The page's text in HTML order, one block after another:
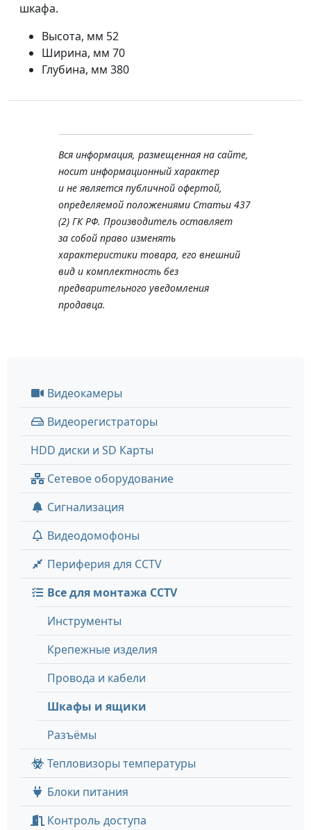
шкафа.
Высота, мм 52
Ширина, мм 70
Глубина, мм 380
Вся информация, размещенная на сайте,
носит информационный характер
и не является публичной офертой,
определяемой положениями Статьи 437
(2) ГК РФ. Производитель оставляет
за собой право изменять
характеристики товара, его внешний
вид и комплектность без
предварительного уведомления
продавца.
Видеокамеры
Видеорегистраторы
HDD диски и SD Карты
Сетевое оборудование
Сигнализация
Видеодомофоны
Периферия для CCTV
Все для монтажа CCTV
Инструменты
Крепежные изделия
Провода и кабели
Шкафы и ящики
Разъёмы
Тепловизоры температуры
Блоки питания
Контроль доступа